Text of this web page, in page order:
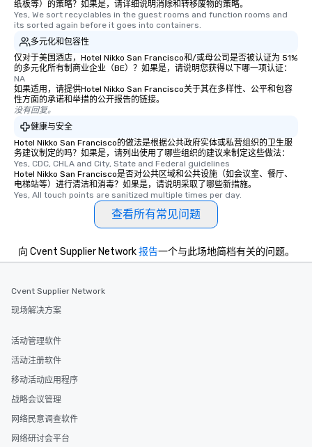
纸板等）的策略？如果是，请详细说明消除和转移废物的策略。
Yes, We sort recyclables in the guest rooms and function rooms and
its sorted again before it goes into containers.
多元化和包容性
仅对于美国酒店，Hotel Nikko San Francisco和/或母公司是否被认证为 51%
的多元化所有制商业企业（BE）？如果是，请说明您获得以下哪一项认证：
NA
如果适用，请提供Hotel Nikko San Francisco关于其在多样性、公平和包容
性方面的承诺和举措的公开报告的链接。
没有回复。
健康与安全
Hotel Nikko San Francisco的做法是根据公共政府实体或私营组织的卫生服
务建议制定的吗？如果是，请列出使用了哪些组织的建议来制定这些做法：
Yes, CDC, CHLA and City, State and Federal guidelines
Hotel Nikko San Francisco是否对公共区域和公共设施（如会议室、餐厅、
电梯站等）进行清洁和消毒？如果是，请说明采取了哪些新措施。
Yes, All touch points are sanitized multiple times per day.
查看所有常见问题
向 Cvent Supplier Network报告一个与此场地简档有关的问题。
Cvent Supplier Network
现场解决方案
活动管理软件
活动注册软件
移动活动应用程序
战略会议管理
网络民意调查软件
网络研讨会平台